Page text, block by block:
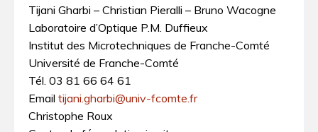
Tijani Gharbi – Christian Pieralli – Bruno Wacogne
Laboratoire d’Optique P.M. Duffieux
Institut des Microtechniques de Franche-Comté
Université de Franche-Comté
Tél. 03 81 66 64 61
Email tijani.gharbi@univ-fcomte.fr
Christophe Roux